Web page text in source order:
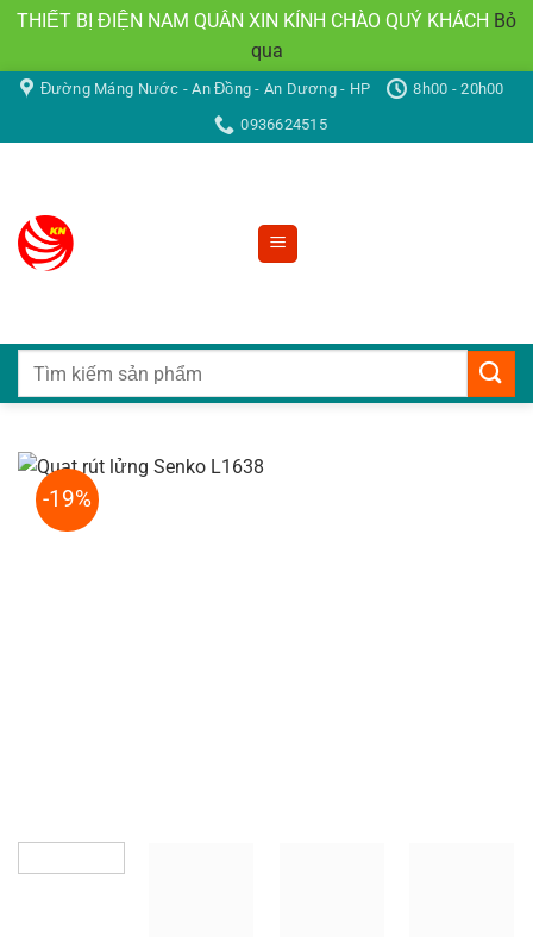
THIẾT BỊ ĐIỆN NAM QUÂN XIN KÍNH CHÀO QUÝ KHÁCH Bỏ
qua
Bỏ
nội
Đường Máng Nước - An Đồng - An Dương - HP
8h00 - 20h00
0936624515
Tìm
-19%